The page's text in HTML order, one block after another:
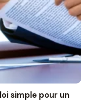
simple pour un